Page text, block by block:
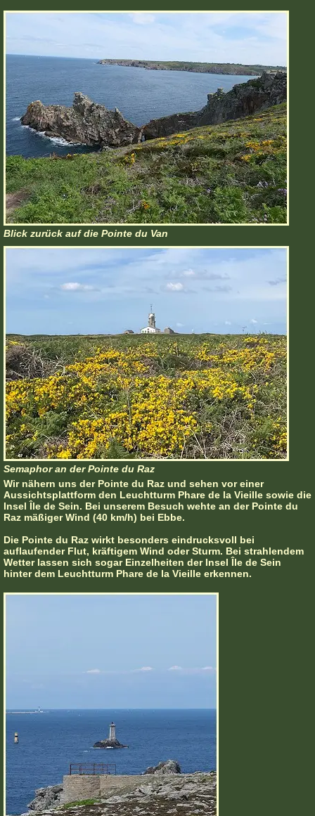
Blick zurück auf die Pointe du Van
Semaphor an der Pointe du Raz
Wir nähern uns der Pointe du Raz und sehen vor einer
Aussichtsplattform den Leuchtturm Phare de la Vieille sowie die
Insel Île de Sein. Bei unserem Besuch wehte an der Pointe du
Raz mäßiger Wind (40 km/h) bei Ebbe.
Die Pointe du Raz wirkt besonders eindrucksvoll bei
auflaufender Flut, kräftigem Wind oder Sturm. Bei strahlendem
Wetter lassen sich sogar Einzelheiten der Insel Île de Sein
hinter dem Leuchtturm Phare de la Vieille erkennen.